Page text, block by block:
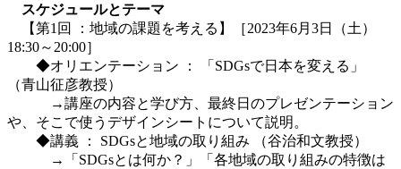
スケジュールとテーマ
【第1回 ：地域の課題を考える】［2023年6月3日（土）
18:30～20:00］
◆オリエンテーション ： 「SDGsで日本を変える」
（青山征彦教授）
→講座の内容と学び方、最終日のプレゼンテーション
や、そこで使うデザインシートについて説明。
◆講義 ： SDGsと地域の取り組み （谷治和文教授）
→「SDGsとは何か？」「各地域の取り組みの特徴は